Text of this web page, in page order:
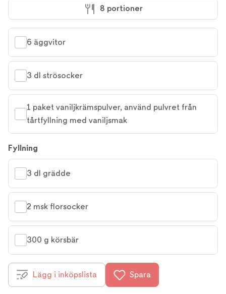
8 portioner
6 äggvitor
3 dl strösocker
1 paket vaniljkrämspulver, använd pulvret från
tårtfyllning med vaniljsmak
Fyllning
3 dl grädde
2 msk florsocker
300 g körsbär
Lägg i inköpslista Spara